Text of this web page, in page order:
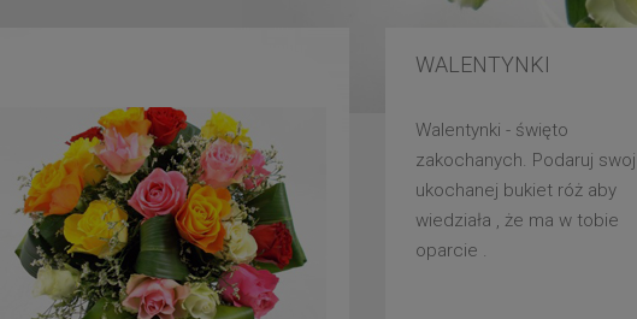
WALENTYNKI
Walentynki - święto
zakochanych. Podaruj
ukochanej bukiet róż aby
wiedziała , że ma w tobie
oparcie .